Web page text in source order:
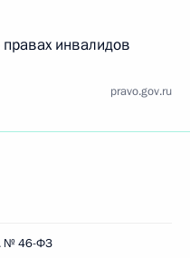
инвалидов
pravo.gov.ru
№ 46-ФЗ